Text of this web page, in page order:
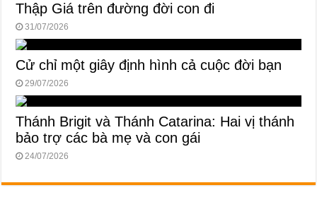
Thập Giá trên đường đời con đi
31/07/2026
Cử chỉ một giây định hình cả cuộc đời bạn
29/07/2026
Thánh Brigit và Thánh Catarina: Hai vị thánh
bảo trợ các bà mẹ và con gái
24/07/2026